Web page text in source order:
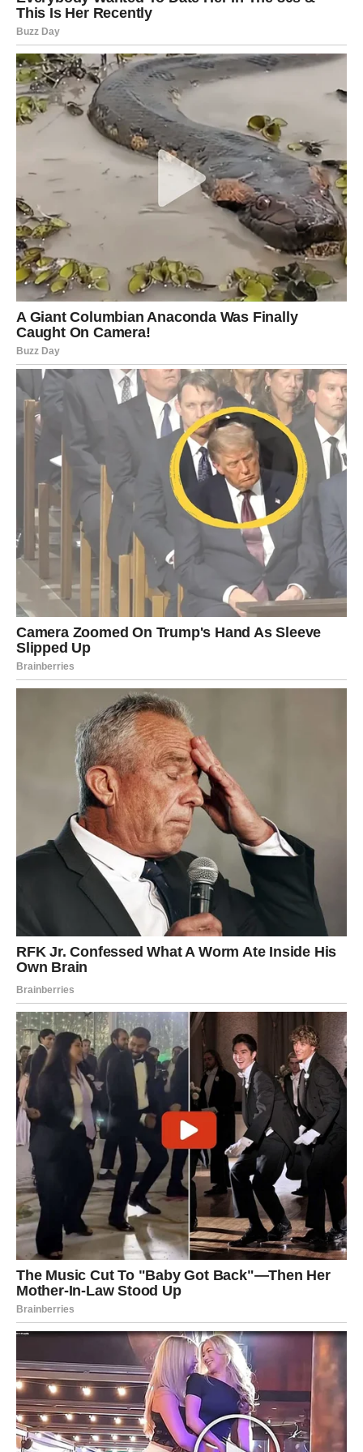
Device će tokom 31. maja pokušavati da racionalno
posmatraju ljubavnu situaciju, ali emocije će biti jače od
razuma. Ako ste zauzeti, partner će želeti više bliskosti i
nežnosti. Važno je da ne analizirate svaku sitnicu.
Slobodne Device bi mogle da obnove kontakt sa osobom
koja im je nekada mnogo značila. Postoji velika šansa za
ponovno zbližavanje.
Mnogi pripadnici ovog znaka konačno će priznati sebi šta
zaista osećaju. To priznanje donosi veliko emotivno
rasterećenje.
Vaga
Vage će tokom ovog dana biti posebno romantične.
Ljubavna energija vas prati na svakom koraku i moguće je
veoma lepo iznenađenje od partnera. Ako ste u vezi,
očekuje vas nežan razgovor koji će vas dodatno povezati.
Slobodne Vage imaju veliku šansu za novo poznanstvo.
Neko će vas osvojiti harizmom i načinom komunikacije.
Moguća je ljubav na prvi pogled.
Ipak, jedna osoba iz prošlosti neće vam izlaziti iz glave.
Tokom noći mogli biste da se zapitate da li ste prerano
odustali od te ljubavi.
Škorpija
Škorpije očekuje veoma intenzivan dan. Emocije će biti
duboke, snažne i gotovo opasne. Ako ste u vezi, strast će
biti izraženija nego ikada, ali su mogući i ljubomorni
Slobodne Škorpije privlačiće osobe koje nose
misterioznu energiju. Moguće je dopisivanje koje brzo
prerasta u nešto ozbiljnije.
Jedna Škorpija će ovog dana doživeti emotivni šok. Neko
će priznati osećanja koja dugo krije, a vi nećete znati
kako da reagujete. Srce i razum vodiće veliku borbu.
Strelac
kada to najmanje očekuju. Partner bi mogao da vam
zameri distancu ili neodlučnost. Važno je da budete
iskreni.
Slobodni Strelčevi imaju mogućnost neočekivanog
susreta tokom večernjih sati. Jedan pogled bi mogao da
pokrene lavinu emocija.
Neki Strelčevi će shvatiti da više ne mogu da beže od
ljubavi. Ono što ste pokušavali da ignorišete sada postaje
nemoguće sakriti.